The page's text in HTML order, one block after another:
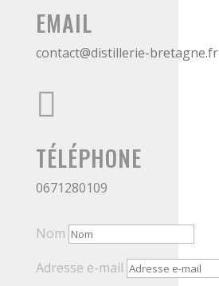
EMAIL
contact@distillerie-bretagne.fr

TÉLÉPHONE
0671280109
Nom
Adresse e-mail